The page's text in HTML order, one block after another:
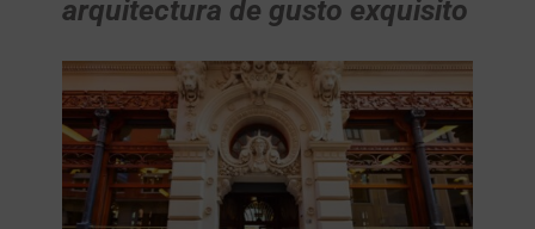
arquitectura de gusto exquisito